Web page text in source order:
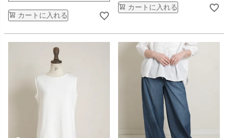
カートに入れる
カートに入れる